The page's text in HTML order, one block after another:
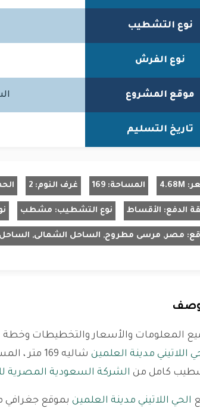
نوع التشطيب
نوع الفرش
موقع المشروع
تاريخ التسليم
4.68M المساحة: 169 غرف النوم: 2
الدفع: الأقساط نوع التشطيب: مشطب
مصر, مرسى مطروح, الساحل الشمالى, الساحل
المعلومات والأسعار والتخطيطات وخطة
اللاتيني مدينة العلمين شاليه 169
كامل من الشركة السعودية المصرية
الحي اللاتيني مدينة العلمين بموقع جغرافي